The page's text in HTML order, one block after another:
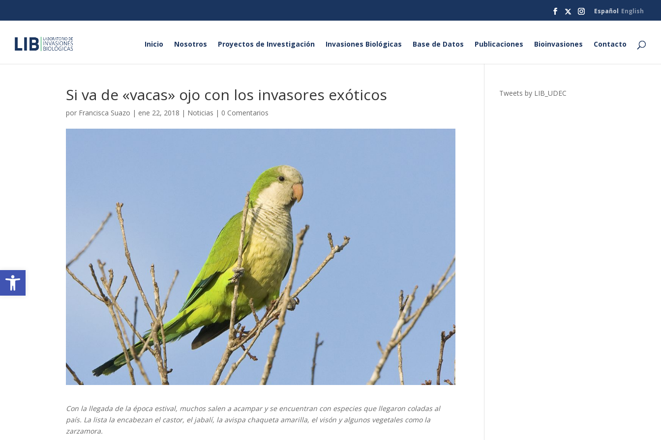
Abrir barra de herramientas
Español English
Inicio Nosotros Proyectos de Investigación Invasiones Biológicas Base de Datos Publicaciones Bioinvasiones Contacto
Si va de «vacas» ojo con los invasores exóticos
por Francisca Suazo | ene 22, 2018 | Noticias | 0 Comentarios
Con la llegada de la época estival, muchos salen a acampar y se encuentran con especies que llegaron coladas al
país. La lista la encabezan el castor, el jabalí, la avispa chaqueta amarilla, el visón y algunos vegetales como la
zarzamora.
Tweets by LIB_UDEC